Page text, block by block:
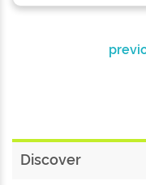
Discover